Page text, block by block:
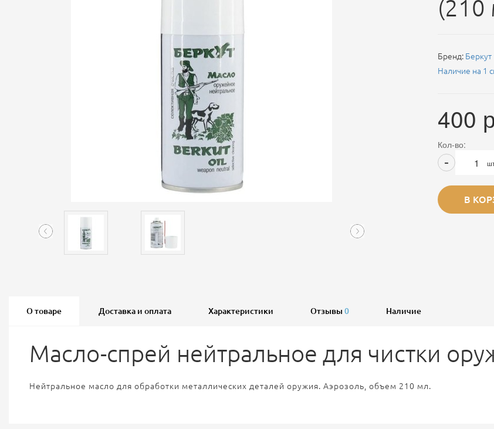
(210
Бренд: Беркут
Наличие на 1
400
Кол-во:
-
В
О товаре Доставка и оплата Характеристики Отзывы 0 Наличие
Масло-спрей нейтральное для чистки
Нейтральное масло для обработки металлических деталей оружия. Аэрозоль, объем 210 мл.